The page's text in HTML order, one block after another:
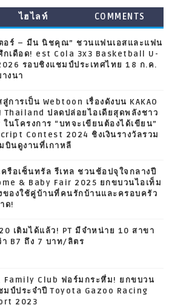
ไฮไลท์ COMMENTS
ตอร์ – มีน นิชคุณ” ชวนแฟนเอสและแฟน
กเดือด! est Cola 3x3 Basketball U-
รอบชิงแชมป์ประเทศไทย 18 ก.ค.
งนา
สู่การเป็น Webtoon เรื่องดังบน KAKAO
Thailand ปลดปล่อยไอเดียสุดพลังชาว
ในโครงการ “บทจะเขียนต้องได้เขียน”
Contest 2024 ชิงเงินรางวัลรวม
บินดูงานที่เกาหลี
รือเซ็นทรัล รีเทล ชวนช้อปจุใจกลางปี
& Baby Fair 2025 ยกขบวนไอเท็ม
ของใช้คู่บ้านที่คนรักบ้านและครอบครัว
ด!
เติมได้แล้ว! PT มีจำหน่าย 10 สาขา
า B7 ถึง 7 บาท/ลิตร
Family Club ฟอร์มกระหึ่ม! ยกขบวน
ป์ประจำปี Toyota Gazoo Racing
2023